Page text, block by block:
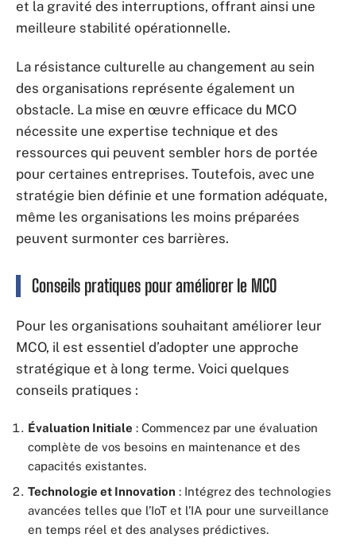
et la gravité des interruptions, offrant ainsi une
meilleure stabilité opérationnelle.
La résistance culturelle au changement au sein
des organisations représente également un
obstacle. La mise en œuvre efficace du MCO
nécessite une expertise technique et des
ressources qui peuvent sembler hors de portée
pour certaines entreprises. Toutefois, avec une
stratégie bien définie et une formation adéquate,
même les organisations les moins préparées
peuvent surmonter ces barrières.
Conseils pratiques pour améliorer le MCO
Pour les organisations souhaitant améliorer leur
MCO, il est essentiel d’adopter une approche
stratégique et à long terme. Voici quelques
conseils pratiques :
Évaluation Initiale : Commencez par une évaluation
complète de vos besoins en maintenance et des
capacités existantes.
Technologie et Innovation : Intégrez des technologies
avancées telles que l’IoT et l’IA pour une surveillance
en temps réel et des analyses prédictives.